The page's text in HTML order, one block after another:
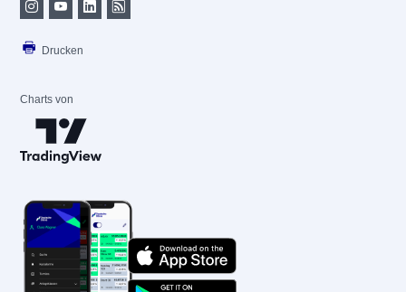
Drucken
Charts von